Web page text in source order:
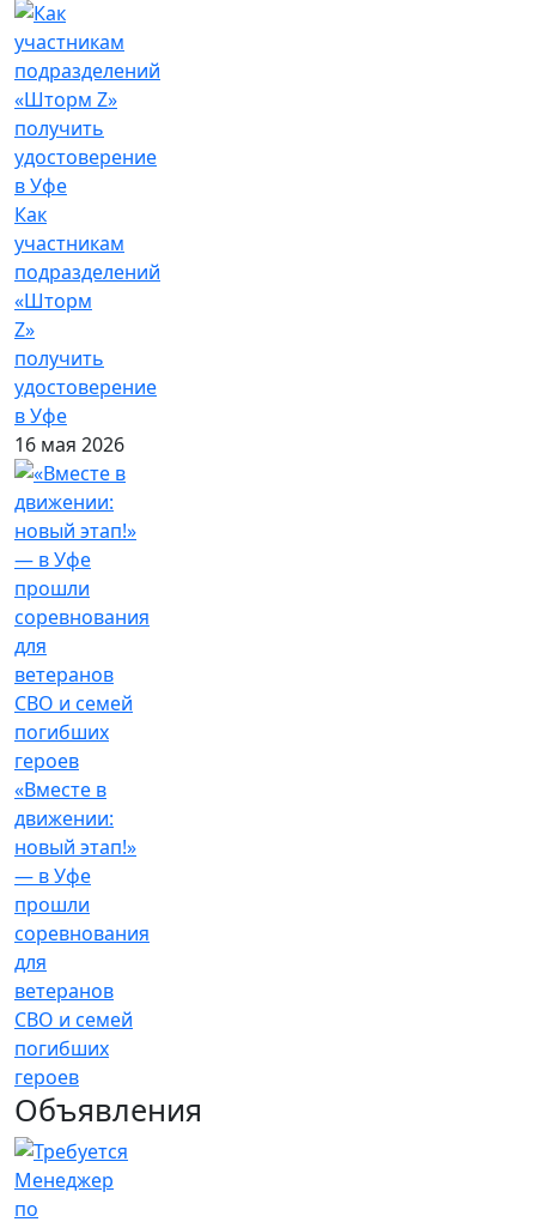
Как
участникам
подразделений
«Шторм
Z»
получить
удостоверение
в Уфе
16 мая 2026
«Вместе в
движении:
новый этап!»
— в Уфе
прошли
соревнования
для
ветеранов
СВО и семей
погибших
героев
Объявления